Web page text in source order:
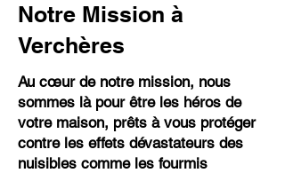
Notre Mission à
Verchères
Au cœur de notre mission, nous
sommes là pour être les héros de
votre maison, prêts à vous protéger
contre les effets dévastateurs des
nuisibles comme les fourmis